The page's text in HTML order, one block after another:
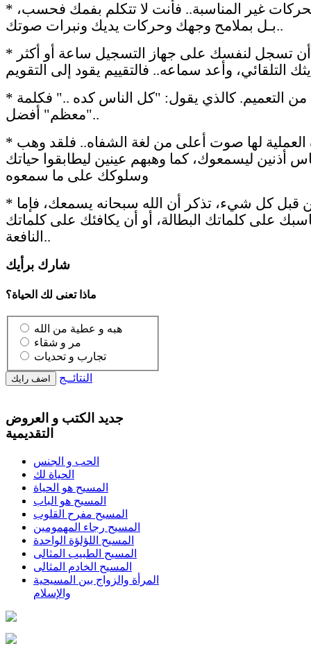
* أحذر الحركات غير المناسبة.. فأنت لا تتكلم بفمك فحسب،
بـل بملامح وجهك وحركات يديك ونبرات صوتك..
* تدرب أن تسجل لنفسك على جهاز التسجيل ساعة أو أكثر
* احترس من التعميم. كالذي يقول: "كل الناس كده .." فكلمة
"معظم" أفضل..
* لغة الحياة العملية لها صوت أعلى من لغة الشفاه.. فلقد وهب
أذنين ليسمعوك، كما وهبهم عينين ليطابقوا حياتك
وسلوكك على ما سمعوه
* أخيراً، لكن قبل كل شيء، تذكر أن الله سبحانه يسمعك، فإما
على كلماتك البطالة، أو أن يكافئك على كلماتك
النافعة..
شارك برأيك
ماذا تعنى لك الحياة؟
النتائــج
جديد الكتب و العروض
التقديمية
الحب و الجنس
الحياة لك
المسيح هو الحياة
المسيح هو الباب
المسيح مفرح القلوب
المسيح رجاء المهمومين
المسيح اللؤلؤة الواحدة
المسيح الطبيب المثالى
المسيح الخادم المثالى
المرأة والزواج بين المسيحية
والإسلام